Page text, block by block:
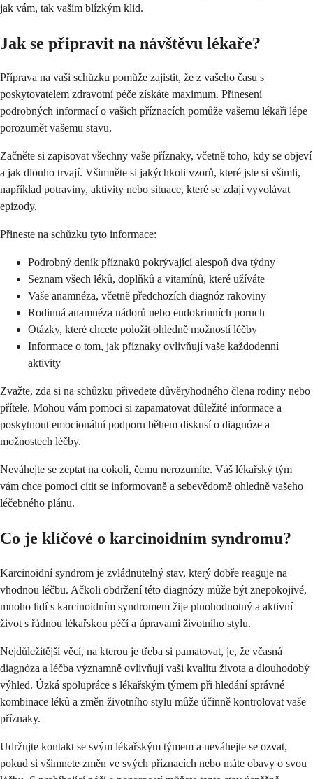
jak vám, tak vašim blízkým klid.
Jak se připravit na návštěvu lékaře?
Příprava na vaši schůzku pomůže zajistit, že z vašeho času s
poskytovatelem zdravotní péče získáte maximum. Přinesení
podrobných informací o vašich příznacích pomůže vašemu lékaři lépe
porozumět vašemu stavu.
Začněte si zapisovat všechny vaše příznaky, včetně toho, kdy se objeví
a jak dlouho trvají. Všimněte si jakýchkoli vzorů, které jste si všimli,
například potraviny, aktivity nebo situace, které se zdají vyvolávat
epizody.
Přineste na schůzku tyto informace:
Podrobný deník příznaků pokrývající alespoň dva týdny
Seznam všech léků, doplňků a vitamínů, které užíváte
Vaše anamnéza, včetně předchozích diagnóz rakoviny
Rodinná anamnéza nádorů nebo endokrinních poruch
Otázky, které chcete položit ohledně možností léčby
Informace o tom, jak příznaky ovlivňují vaše každodenní
aktivity
Zvažte, zda si na schůzku přivedete důvěryhodného člena rodiny nebo
přítele. Mohou vám pomoci si zapamatovat důležité informace a
poskytnout emocionální podporu během diskusí o diagnóze a
možnostech léčby.
Neváhejte se zeptat na cokoli, čemu nerozumíte. Váš lékařský tým
vám chce pomoci cítit se informovaně a sebevědomě ohledně vašeho
léčebného plánu.
Co je klíčové o karcinoidním syndromu?
Karcinoidní syndrom je zvládnutelný stav, který dobře reaguje na
vhodnou léčbu. Ačkoli obdržení této diagnózy může být znepokojivé,
mnoho lidí s karcinoidním syndromem žije plnohodnotný a aktivní
život s řádnou lékařskou péčí a úpravami životního stylu.
Nejdůležitější věcí, na kterou je třeba si pamatovat, je, že včasná
diagnóza a léčba významně ovlivňují vaši kvalitu života a dlouhodobý
výhled. Úzká spolupráce s lékařským týmem při hledání správné
kombinace léků a změn životního stylu může účinně kontrolovat vaše
příznaky.
Udržujte kontakt se svým lékařským týmem a neváhejte se ozvat,
pokud si všimnete změn ve svých příznacích nebo máte obavy o svou